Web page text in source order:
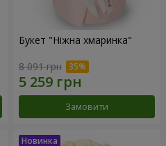
Букет "Ніжна хмаринка"
8 091 грн
Замовити